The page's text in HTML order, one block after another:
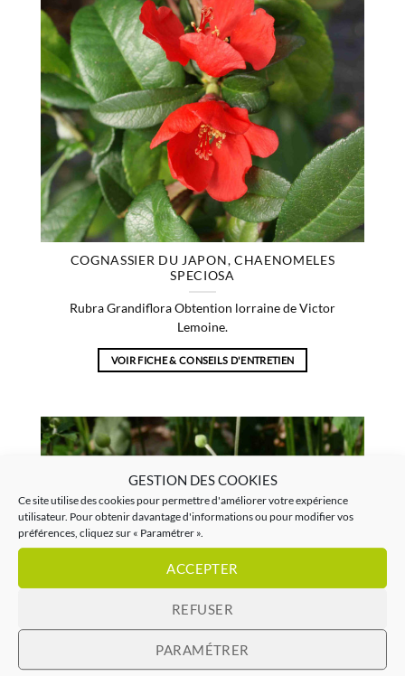
GESTION DES COOKIES
Ce site utilise des cookies pour permettre d'améliorer votre expérience
utilisateur. Pour obtenir davantage d'informations ou pour modifier vos
préférences, cliquez sur « Paramétrer ».
ACCEPTER
REFUSER
PARAMÉTRER
COGNASSIER DU JAPON, CHAENOMELES
SPECIOSA
Rubra Grandiflora Obtention lorraine de Victor
Lemoine.
VOIR FICHE & CONSEILS D'ENTRETIEN